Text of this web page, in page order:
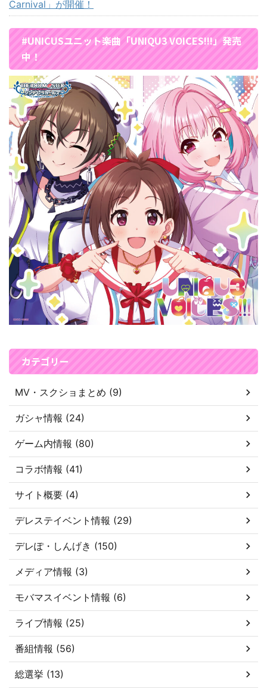
Carnival」が開催！
#UNICUSユニット楽曲「UNIQU3 VOICES!!!」発売
中！
カテゴリー
MV・スクショまとめ (9)
ガシャ情報 (24)
ゲーム内情報 (80)
コラボ情報 (41)
サイト概要 (4)
デレステイベント情報 (29)
デレぽ・しんげき (150)
メディア情報 (3)
モバマスイベント情報 (6)
ライブ情報 (25)
番組情報 (56)
総選挙 (13)